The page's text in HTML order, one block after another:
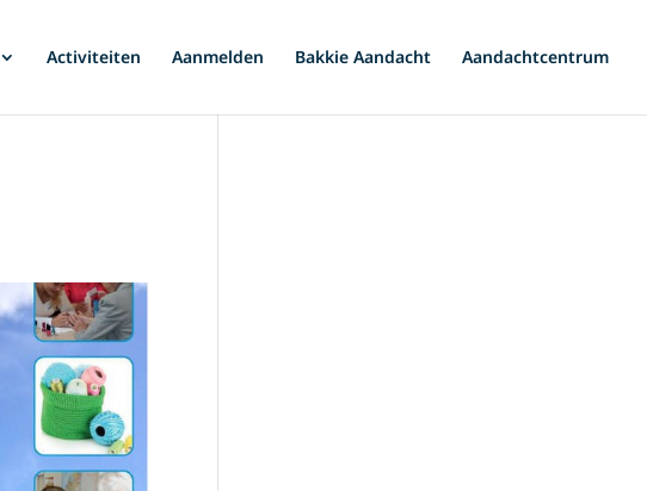
Activiteiten Aanmelden Bakkie Aandacht Aandachtcentrum